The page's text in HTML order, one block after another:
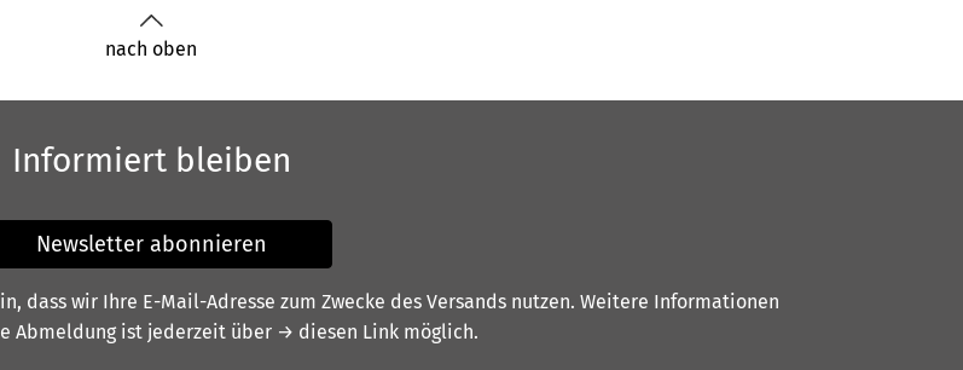
nach oben
Informiert bleiben
Newsletter abonnieren
dass wir Ihre E-Mail-Adresse zum Zwecke des Versands nutzen. Weitere Informationen
Abmeldung ist jederzeit über → diesen Link möglich.